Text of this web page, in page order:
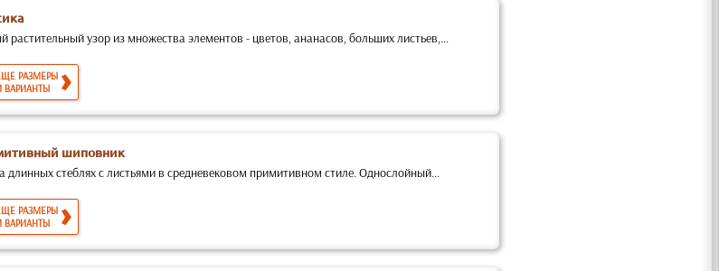
узор из множества элементов - цветов, ананасов, больших листьев,...
РАЗМЕРЫ
ВАРИАНТЫ
шиповник
длинных стеблях с листьями в средневековом примитивном стиле. Однослойный...
РАЗМЕРЫ
ВАРИАНТЫ